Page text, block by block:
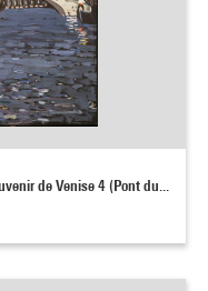
de Venise 4 (Pont du...